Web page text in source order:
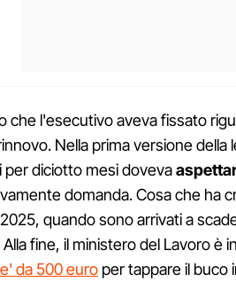
che l'esecutivo aveva fissato
Nella prima versione della
per diciotto mesi doveva
domanda. Cosa che ha
quando sono arrivati a
fine, il ministero del Lavoro è
da 500 euro per tappare il buco